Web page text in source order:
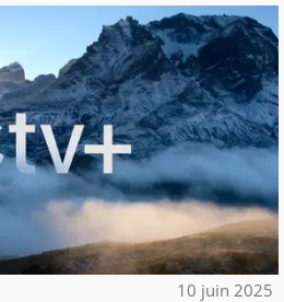
10 juin 2025